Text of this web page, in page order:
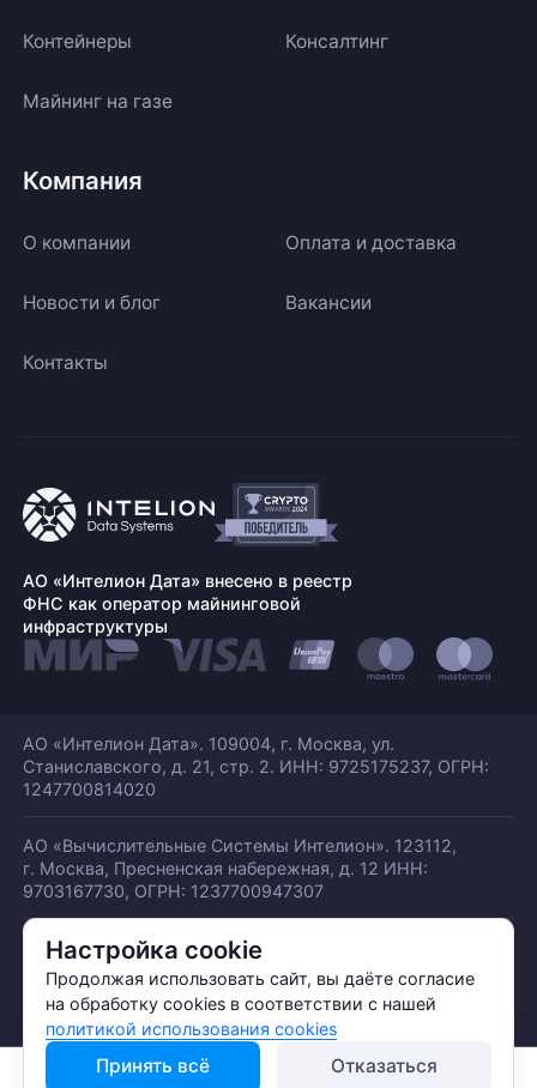
Настройка cookie
Продолжая использовать сайт, вы даёте согласие
на обработку cookies в соответствии с нашей
политикой использования cookies
Принять всё Отказаться
Контейнеры
Майнинг на газе
Консалтинг
Компания
О компании Оплата и доставка
Новости и блог Вакансии
Контакты
АО «Интелион Дата» внесено в реестр
ФНС как оператор майнинговой
инфраструктуры
АО «Интелион Дата». 109004, г. Москва, ул.
Станиславского, д. 21, стр. 2. ИНН: 9725175237, ОГРН:
1247700814020
АО «Вычислительные Системы Интелион». 123112,
г. Москва, Пресненская набережная, д. 12 ИНН:
9703167730, ОГРН: 1237700947307
© АО «ИНТЕЛИОН ДАТА» 2026
Политика обработки ПДн
Политика конфиденциальности
Политика использования куки